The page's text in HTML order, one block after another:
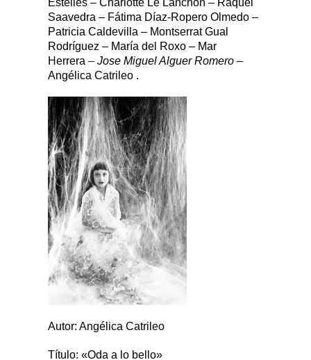
Estelles – Charlotte Le Lanchon – Raquel
Saavedra – Fátima Díaz-Ropero Olmedo –
Patricia Caldevilla – Montserrat Gual
Rodríguez – María del Roxo – Mar
Herrera – Jose Miguel Alguer Romero –
Angélica Catrileo .
Autor: Angélica Catrileo
Título: «Oda a lo bello»